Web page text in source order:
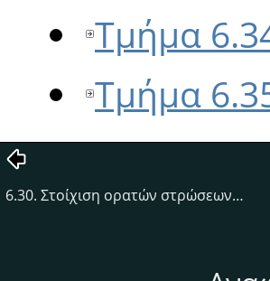
Τμήμα
Τμήμα
6.30. Στοίχιση ορατών στρώσεων…